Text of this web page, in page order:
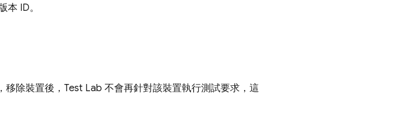
ID。
除裝置後， Test Lab 不會再針對該裝置執行測試要求，這